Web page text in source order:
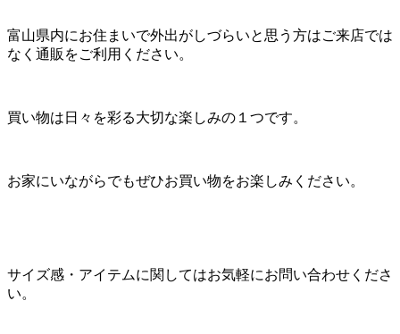
富山県内にお住まいで外出がしづらいと思う方はご来店では
なく通販をご利用ください。
買い物は日々を彩る大切な楽しみの１つです。
お家にいながらでもぜひお買い物をお楽しみください。
サイズ感・アイテムに関してはお気軽にお問い合わせくださ
い。